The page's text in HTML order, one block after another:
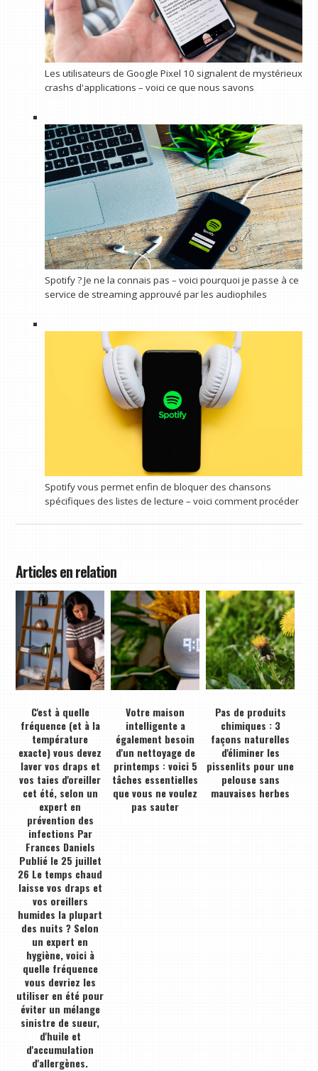
Les utilisateurs de Google Pixel 10 signalent de mystérieux
crashs d'applications – voici ce que nous savons
Spotify ? Je ne la connais pas – voici pourquoi je passe à ce
service de streaming approuvé par les audiophiles
Spotify vous permet enfin de bloquer des chansons
spécifiques des listes de lecture – voici comment procéder
Articles en relation
C'est à quelle
fréquence (et à la
température
exacte) vous devez
laver vos draps et
vos taies d'oreiller
cet été, selon un
expert en
prévention des
infections Par
Frances Daniels
Publié le 25 juillet
26 Le temps chaud
laisse vos draps et
vos oreillers
humides la plupart
des nuits ? Selon
un expert en
hygiène, voici à
quelle fréquence
vous devriez les
utiliser en été pour
éviter un mélange
sinistre de sueur,
d'huile et
d'accumulation
d'allergènes.
Votre maison
intelligente a
également besoin
d'un nettoyage de
printemps : voici 5
tâches essentielles
que vous ne voulez
pas sauter
Pas de produits
chimiques : 3
façons naturelles
d'éliminer les
pissenlits pour une
pelouse sans
mauvaises herbes